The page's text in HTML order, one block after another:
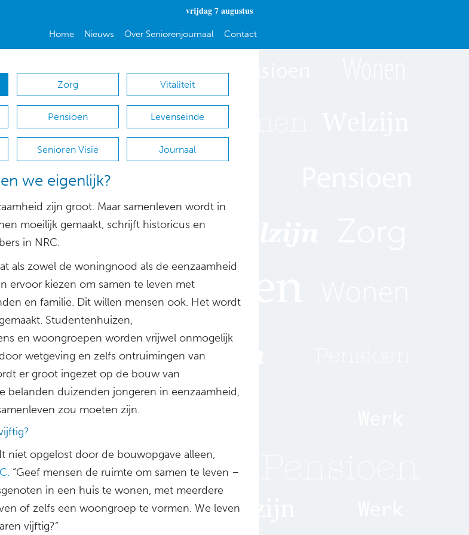
vrijdag 7 augustus
Home Nieuws Over Seniorenjournaal Contact
Zorg Vitaliteit
Pensioen Levenseinde
Senioren Visie Journaal
we eigenlijk?
zijn groot. Maar samenleven wordt in
moeilijk gemaakt, schrijft historicus en
in NRC.
als zowel de woningnood als de eenzaamheid
ervoor kiezen om samen te leven met
en familie. Dit willen mensen ook. Het wordt
Studentenhuizen,
en woongroepen worden vrijwel onmogelijk
wetgeving en zelfs ontruimingen van
er groot ingezet op de bouw van
belanden duizenden jongeren in eenzaamheid,
zou moeten zijn.
niet opgelost door de bouwopgave alleen,
“Geef mensen de ruimte om samen te leven –
in een huis te wonen, met meerdere
of zelfs een woongroep te vormen. We leven
vijftig?”